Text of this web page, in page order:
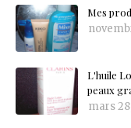
Mes
L'huile
peaux
mars